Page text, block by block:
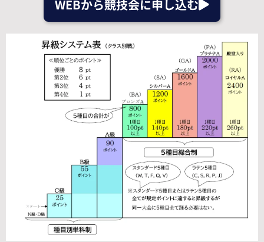
WEBから競技会に申し込む